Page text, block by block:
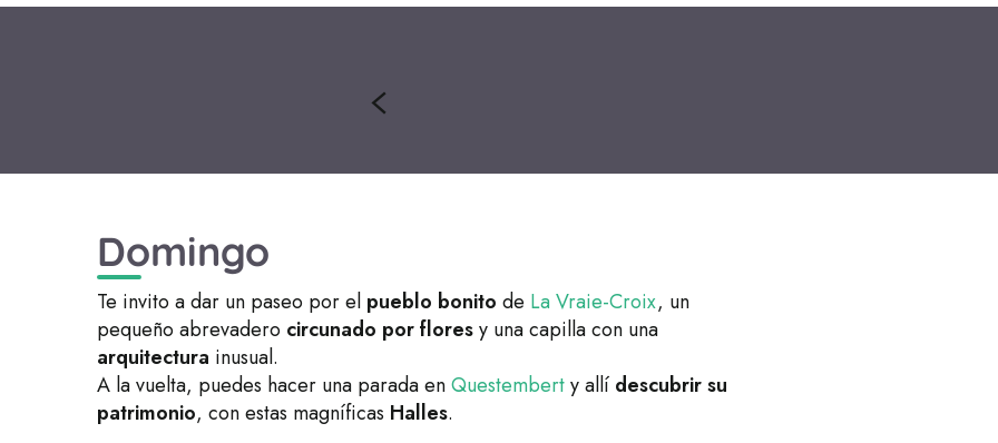
Domingo
Te invito a dar un paseo por el pueblo bonito de La Vraie-Croix, un
pequeño abrevadero circunado por floresy una capilla con una
arquitectura inusual.
A la vuelta, puedes hacer una parada enQuestemberty allí descubrir su
patrimonio, con estas magníficas Halles.